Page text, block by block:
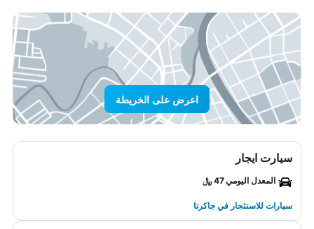
اعرض على الخريطة
سيارت ايجار
المعدل اليومي 47 ﷼
سيارات للاستئجار في جاكرتا